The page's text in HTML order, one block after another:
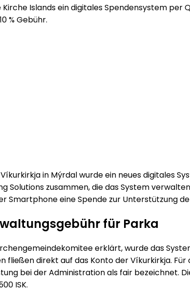
Islands ein digitales Spendensystem
% Gebühr.
in Mýrdal wurde ein neues digitales
Solutions zusammen, die das System
Smartphone eine Spende zur Unterstützung
für Parka
erklärt, wurde das
fließen direkt auf das Konto der Víkurkirkja.
bei der Administration als fair bezeichnet.
ISK.